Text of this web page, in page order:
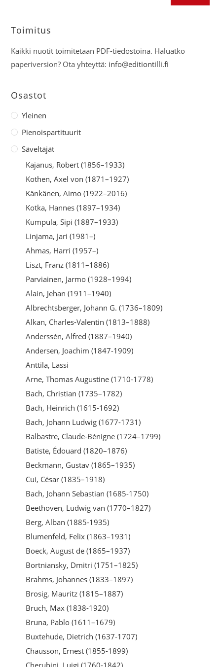
Toimitus
Kaikki nuotit toimitetaan PDF-tiedostoina. Haluatko
paperiversion? Ota yhteyttä: info@editiontilli.fi
Osastot
Yleinen
Pienoispartituurit
Säveltäjät
Kajanus, Robert (1856–1933)
Kothen, Axel von (1871–1927)
Känkänen, Aimo (1922–2016)
Kotka, Hannes (1897–1934)
Kumpula, Sipi (1887–1933)
Linjama, Jari (1981–)
Ahmas, Harri (1957–)
Liszt, Franz (1811–1886)
Parviainen, Jarmo (1928–1994)
Alain, Jehan (1911–1940)
Albrechtsberger, Johann G. (1736–1809)
Alkan, Charles-Valentin (1813–1888)
Anderssén, Alfred (1887–1940)
Andersen, Joachim (1847-1909)
Anttila, Lassi
Arne, Thomas Augustine (1710-1778)
Bach, Christian (1735–1782)
Bach, Heinrich (1615-1692)
Bach, Johann Ludwig (1677-1731)
Balbastre, Claude-Bénigne (1724–1799)
Batiste, Édouard (1820–1876)
Beckmann, Gustav (1865–1935)
Cui, César (1835–1918)
Bach, Johann Sebastian (1685-1750)
Beethoven, Ludwig van (1770–1827)
Berg, Alban (1885-1935)
Blumenfeld, Felix (1863–1931)
Boeck, August de (1865–1937)
Bortniansky, Dmitri (1751–1825)
Brahms, Johannes (1833–1897)
Brosig, Mauritz (1815–1887)
Bruch, Max (1838-1920)
Bruna, Pablo (1611–1679)
Buxtehude, Dietrich (1637-1707)
Chausson, Ernest (1855-1899)
Cherubini, Luigi (1760-1842)